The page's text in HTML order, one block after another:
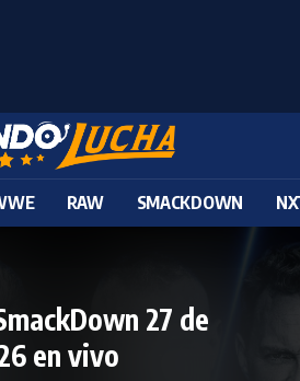
RAW SMACKDOWN
27 de
en vivo